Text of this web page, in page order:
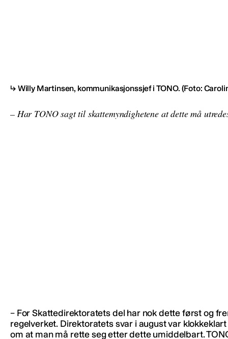
Willy Martinsen, kommunikasjonssjef i TONO. (Foto:
– Har TONO sagt til skattemyndighetene at dette må
– For Skattedirektoratets del har nok dette først og
regelverket. Direktoratets svar i august var
om at man må rette seg etter dette umiddelbart.